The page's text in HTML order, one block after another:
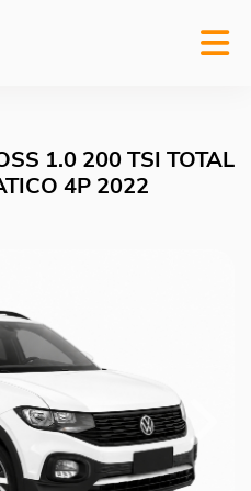
1.0 200 TSI TOTAL
4P 2022